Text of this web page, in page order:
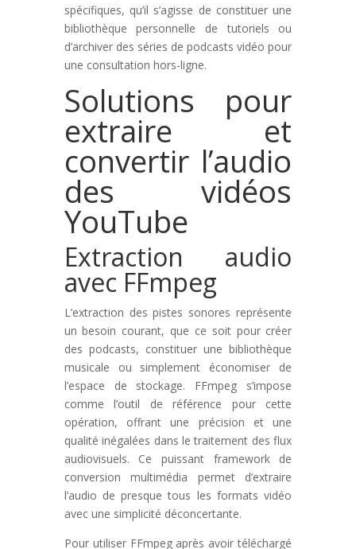
spécifiques, qu’il s’agisse de constituer une
bibliothèque personnelle de tutoriels ou
d’archiver des séries de podcasts vidéo pour
une consultation hors-ligne.
Solutions pour
extraire et
convertir l’audio
des vidéos
YouTube
Extraction audio
avec FFmpeg
L’extraction des pistes sonores représente
un besoin courant, que ce soit pour créer
des podcasts, constituer une bibliothèque
musicale ou simplement économiser de
l’espace de stockage. FFmpeg s’impose
comme l’outil de référence pour cette
opération, offrant une précision et une
qualité inégalées dans le traitement des flux
audiovisuels. Ce puissant framework de
conversion multimédia permet d’extraire
l’audio de presque tous les formats vidéo
avec une simplicité déconcertante.
Pour utiliser FFmpeg après avoir téléchargé